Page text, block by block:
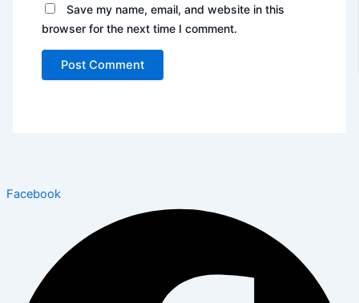
Save my name, email, and website in this
browser for the next time I comment.
Facebook